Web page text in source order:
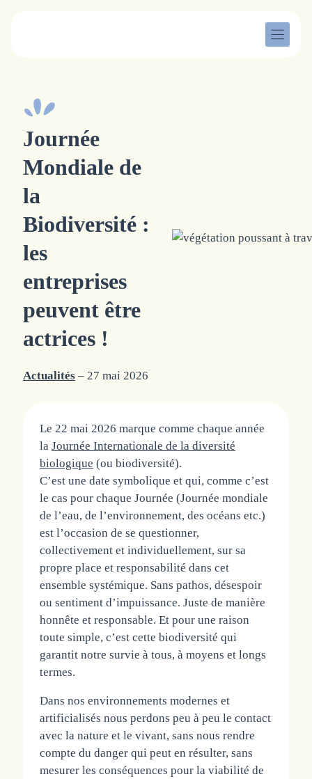
Journée
Mondiale de
la
Biodiversité :
les
entreprises
peuvent être
actrices !
Actualités – 27 mai 2026
Le 22 mai 2026 marque comme chaque année
laJournée Internationale de la diversité
biologique (ou biodiversité).
C’est une date symbolique et qui, comme c’est
le cas pour chaque Journée (Journée mondiale
de l’eau, de l’environnement, des océans etc.)
est l’occasion de se questionner,
collectivement et individuellement, sur sa
propre place et responsabilité dans cet
ensemble systémique. Sans pathos, désespoir
ou sentiment d’impuissance. Juste de manière
honnête et responsable. Et pour une raison
toute simple, c’est cette biodiversité qui
garantit notre survie à tous, à moyens et longs
termes.
Dans nos environnements modernes et
artificialisés nous perdons peu à peu le contact
avec la nature et le vivant, sans nous rendre
compte du danger qui peut en résulter, sans
mesurer les conséquences pour la viabilité de